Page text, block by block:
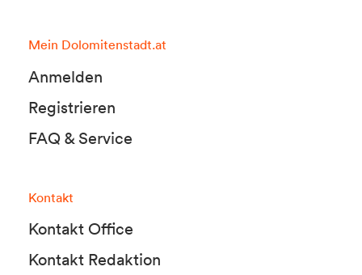
Mein Dolomitenstadt.at
Anmelden
Registrieren
FAQ & Service
Kontakt
Kontakt Office
Kontakt Redaktion